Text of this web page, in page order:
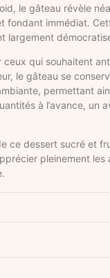
le gâteau révèle
fondant immédiat.
largement
qui souhaitent
le gâteau se
permettant
à l’avance, un
ce dessert sucré et
pleinement les